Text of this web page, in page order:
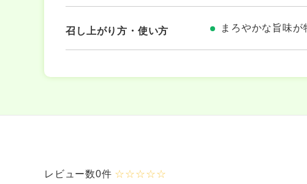
召し上がり方・使い方 まろやかな旨味
レビュー数0件 ☆☆☆☆☆